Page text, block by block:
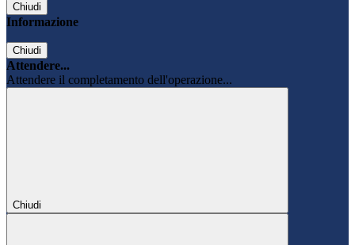
Chiudi
Informazione
Chiudi
Attendere...
Attendere il completamento dell'operazione...
Chiudi